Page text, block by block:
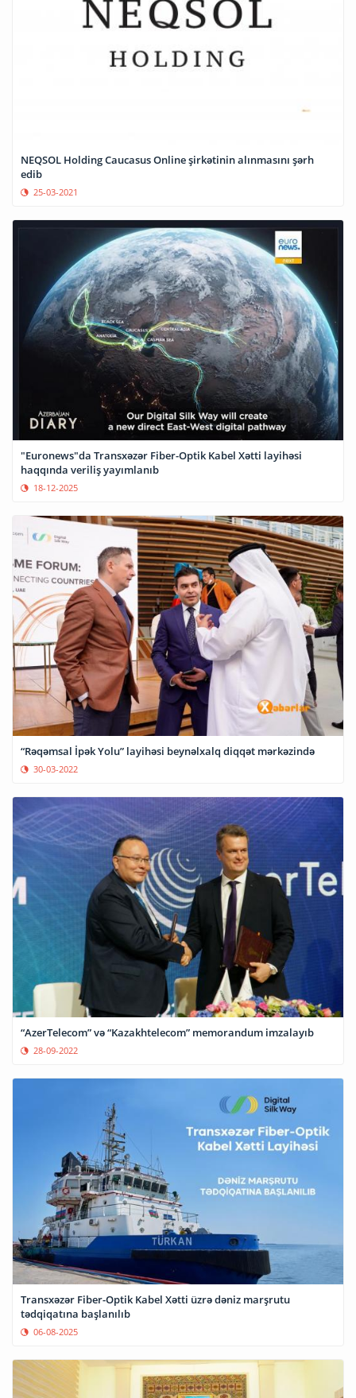
NEQSOL Holding Caucasus Online şirkətinin alınmasını şərh
edib
25-03-2021
"Euronews"da Transxəzər Fiber-Optik Kabel Xətti layihəsi
haqqında veriliş yayımlanıb
18-12-2025
“Rəqəmsal İpək Yolu” layihəsi beynəlxalq diqqət mərkəzində
30-03-2022
“AzerTelecom” və “Kazakhtelecom” memorandum imzalayıb
28-09-2022
Transxəzər Fiber-Optik Kabel Xətti üzrə dəniz marşrutu
tədqiqatına başlanılıb
06-08-2025